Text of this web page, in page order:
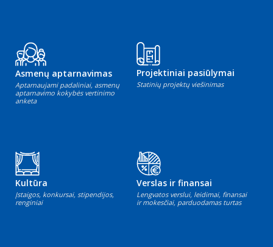
Asmenų aptarnavimas
Aptarnaujami padaliniai, asmenų
aptarnavimo kokybės vertinimo
anketa
Projektiniai pasiūlymai
Statinių projektų viešinimas
Kultūra
Įstaigos, konkursai, stipendijos,
renginiai
Verslas ir finansai
Lengvatos verslui, leidimai, finansai
ir mokesčiai, parduodamas turtas